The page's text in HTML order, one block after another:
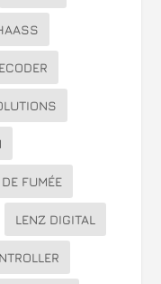
FUMÉE
LENZ DIGITAL